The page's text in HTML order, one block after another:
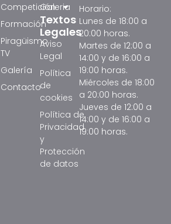
Galeria
Textos
Legales
Aviso
Legal
Política
de
cookies
Política de
Privacidad
y
Protección
de datos
Competición
Formación
Piragüismo
TV
Galería
Contacto
Horario:
Lunes de 18:00 a
20:00 horas.
Martes de 12:00 a
14:00 y de 16:00 a
19:00 horas.
Miércoles de 18:00
a 20:00 horas.
Jueves de 12:00 a
14:00 y de 16:00 a
19:00 horas.